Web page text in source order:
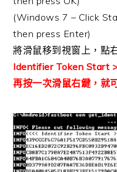
(Windows 7 – Click
then press Enter)
將滑鼠移到視窗上，點
Identifier Token Start
再按一次滑鼠右鍵，就